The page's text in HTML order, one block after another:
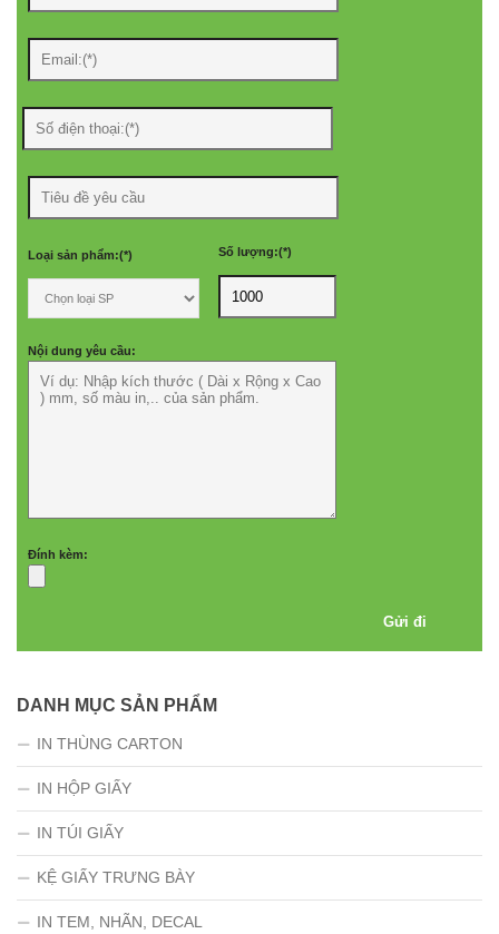
Loại sản phẩm:(*) Số lượng:(*)
Nội dung yêu cầu:
Đính kèm:
DANH MỤC SẢN PHẨM
IN THÙNG CARTON
IN HỘP GIẤY
IN TÚI GIẤY
KỆ GIẤY TRƯNG BÀY
IN TEM, NHÃN, DECAL